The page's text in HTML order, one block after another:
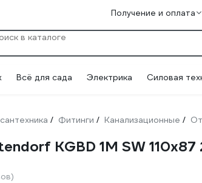
Получение и оплата
Всё для сада Электрика Силовая
/ Фитинги / Канализационные /
KGBD 1М SW